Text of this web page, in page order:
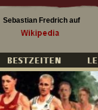
Sebastian Fredrich auf